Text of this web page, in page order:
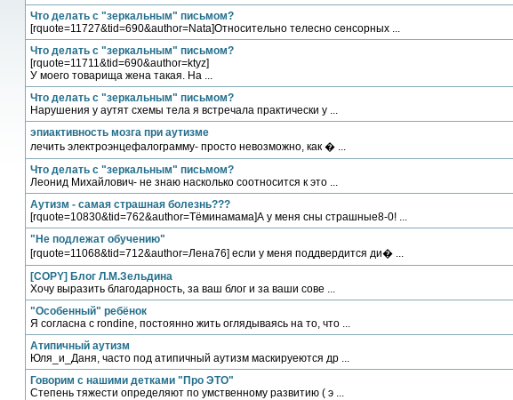
Что делать с "зеркальным" письмом?
[rquote=11727&tid=690&author=Nata]Относительно телесно сенсорных ...
Что делать с "зеркальным" письмом?
[rquote=11711&tid=690&author=ktyz]
У моего товарища жена такая. На ...
Что делать с "зеркальным" письмом?
Нарушения у аутят схемы тела я встречала практически у ...
эпиактивность мозга при аутизме
лечить электроэнцефалограмму- просто невозможно, как � ...
Что делать с "зеркальным" письмом?
Леонид Михайлович- не знаю насколько соотносится к это ...
Аутизм - самая страшная болезнь???
[rquote=10830&tid=762&author=Тёминамама]А у меня сны страшные8-0! ...
"Не подлежат обучению"
[rquote=11068&tid=712&author=Лена76] если у меня поддвердится ди� ...
[COPY] Блог Л.М.Зельдина
Хочу выразить благодарность, за ваш блог и за ваши сове ...
"Особенный" ребёнок
Я согласна с rondine, постоянно жить оглядываясь на то, что ...
Атипичный аутизм
Юля_и_Даня, часто под атипичный аутизм маскируеются др ...
Говорим с нашими детками "Про ЭТО"
Степень тяжести определяют по умственному развитию ( э ...